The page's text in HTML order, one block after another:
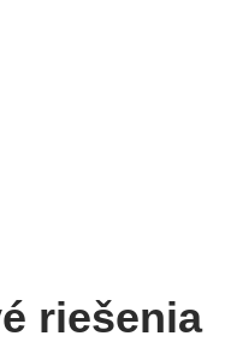
riešenia